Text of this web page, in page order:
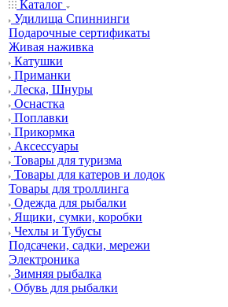
Каталог
Удилища Спиннинги
Подарочные сертификаты
Живая наживка
Катушки
Приманки
Леска, Шнуры
Оснастка
Поплавки
Прикормка
Аксессуары
Товары для туризма
Товары для катеров и лодок
Товары для троллинга
Одежда для рыбалки
Ящики, сумки, коробки
Чехлы и Тубусы
Подсачеки, садки, мережи
Электроника
Зимняя рыбалка
Обувь для рыбалки